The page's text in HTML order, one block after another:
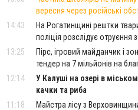
вересня через російські
14:43
На Рогатинщині рештки
поліція розслідує отруєння
13:25
Пірс, ігровий майданчик і
тендер на 7 мільйонів на
12:14
У Калуші на озері в
качки та риба
11:18
Майстра лісу з